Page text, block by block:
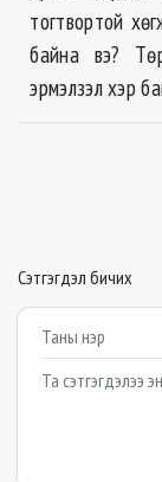
тогтвортой
байна вэ?
эрмэлзэл хэр
Сэтгэгдэл бичих
Example textarea